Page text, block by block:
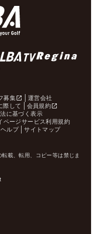
募集
運営会社
際して
会員規約
に基づく表示
ページサービス利用規約
ヘルプ サイトマップ
載、転用、コピー等は禁じま